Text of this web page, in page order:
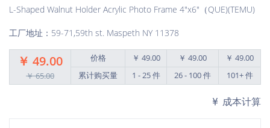
L-Shaped Walnut Holder Acrylic Photo Frame 4"x6"（QUE)(TEMU)
工厂地址：59-71,59th st. Maspeth NY 11378
￥ 49.00
￥ 65.00
价格 ￥ 49.00 ￥ 49.00
￥ 49.00
累计购买量
1 - 25 件 26 - 100 件 101+ 件
成本计算